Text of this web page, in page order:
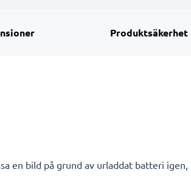
Produktsäkerhet
en bild på grund av urladdat batteri igen,